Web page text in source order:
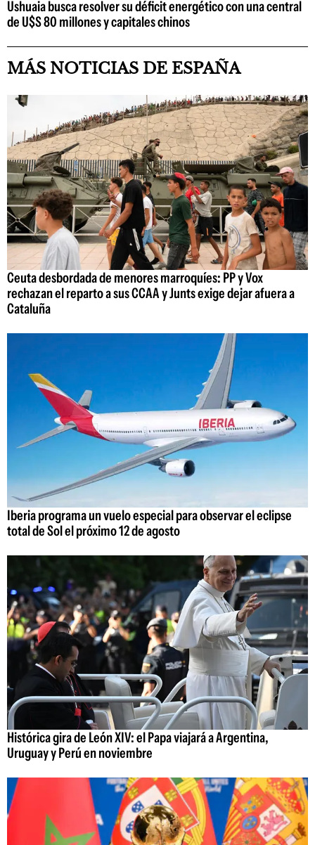
Ushuaia busca resolver su déficit energético con una central
de U$S 80 millones y capitales chinos
MÁS NOTICIAS DE ESPAÑA
Ceuta desbordada de menores marroquíes: PP y Vox
rechazan el reparto a sus CCAA y Junts exige dejar afuera a
Cataluña
Iberia programa un vuelo especial para observar el eclipse
total de Sol el próximo 12 de agosto
Histórica gira de León XIV: el Papa viajará a Argentina,
Uruguay y Perú en noviembre